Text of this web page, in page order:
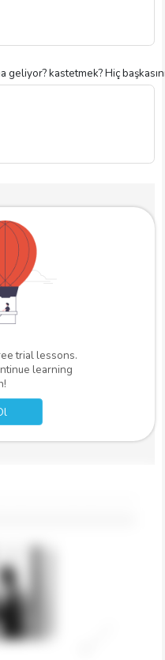
kastetmek? Hiç
trial lessons.
learning